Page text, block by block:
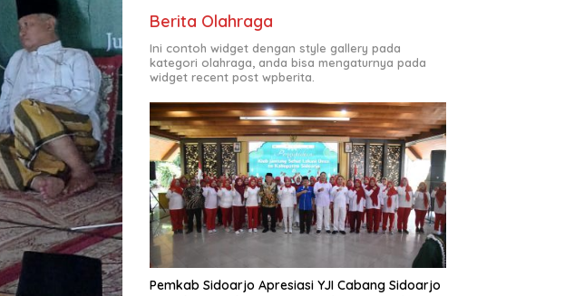
Berita Olahraga
Ini contoh widget dengan style gallery pada
kategori olahraga, anda bisa mengaturnya pada
widget recent post wpberita.
Pemkab Sidoarjo Apresiasi YJI Cabang Sidoarjo